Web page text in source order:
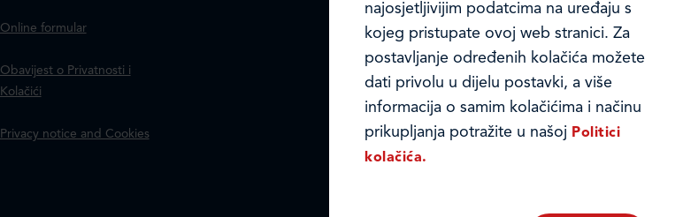
Online formular
Obavijest o Privatnosti i
Kolačići
Privacy notice and Cookies
najosjetljivijim podatcima na uređaju s
kojeg pristupate ovoj web stranici. Za
postavljanje određenih kolačića možete
dati privolu u dijelu postavki, a više
informacija o samim kolačićima i načinu
prikupljanja potražite u našoj Politici
kolačića.
Omogućite ili onemogućite web-
stranici upotrebu funkcionalnih i/ili
reklamnih kolačića opisanih u nastavku: